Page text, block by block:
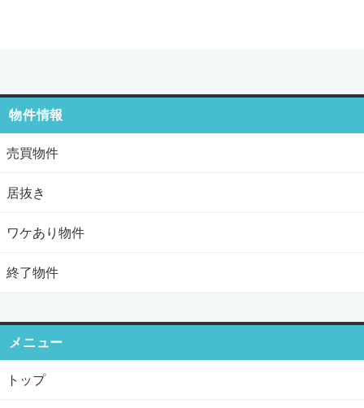
物件情報
売買物件
居抜き
ワケあり物件
終了物件
メニュー
トップ